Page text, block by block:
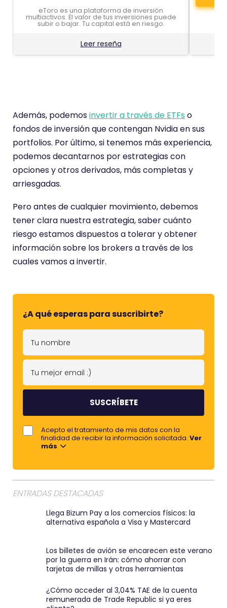
eToro es una plataforma de inversión
multiactivos. El valor de tus inversiones puede
subir o bajar. Tu capital está en riesgo.
Leer reseña
Además, podemosinvertir a través de ETFso
fondos de inversión que contengan Nvidia en sus
portfolios. Por último, si tenemos más experiencia,
podemos decantarnos por estrategias con
opciones y otros derivados, más completas y
arriesgadas.
Pero antes de cualquier movimiento, debemos
tener clara nuestra estrategia, saber cuánto
riesgo estamos dispuestos a tolerar y obtener
información sobre los brokers a través de los
cuales vamos a invertir.
¿A qué esperas para suscribirte?
T
n
m
r
e
T
m
o
a
Acepto el tratamiento de mis datos con la
finalidad de recibir la información solicitada. Ver
más
ENTRADAS DESTACADAS
Llega Bizum Pay a los comercios físicos: la
alternativa española a Visa y Mastercard
Los billetes de avión se encarecen este verano
por la guerra en Irán: cómo ahorrar con
tarjetas de millas y otras herramientas
¿Cómo acceder al 3,04% TAE de la cuenta
remunerada de Trade Republic si ya eres